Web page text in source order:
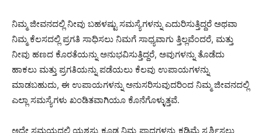
ನಿಮ್ಮ ಜೀವನದಲ್ಲಿ ನೀವು ಬಹಳಷ್ಟು ಸಮಸ್ಯೆಗಳನ್ನು ಎದುರಿಸುತ್ತಿದ್ದರೆ ಅಥವಾ
ನಿಮ್ಮ ಕೆಲಸದಲ್ಲಿ ಪ್ರಗತಿ ಸಾಧಿಸಲು ನಿಮಗೆ ಸಾಧ್ಯವಾಗು ತ್ತಿಲ್ಲವೆಂದರೆ, ಮತ್ತು
ನೀವು ಹಣದ ಕೊರತೆಯನ್ನು ಅನುಭವಿಸುತ್ತಿದ್ದರೆ, ಅವುಗಳನ್ನು ತೊಡೆದು
ಹಾಕಲು ಮತ್ತು ಪ್ರಗತಿಯನ್ನು ಪಡೆಯಲು ಕೆಲವು ಉಪಾಯಗಳನ್ನು
ಮಾಡಬಹುದು, ಈ ಉಪಾಯಗಳನ್ನು ಅನುಸರಿಸುವುದರಿಂದ ನಿಮ್ಮ ಜೀವನದಲ್ಲಿ
ಎಲ್ಲಾ ಸಮಸ್ಯೆಗಳು ಖಂಡಿತವಾಗಿಯೂ ಕೊನೆಗೊಳ್ಳುತ್ತವೆ.
ಅದೇ ಸಮಯದಲ್ಲಿ ಯಶಸ್ಸು ಕೂಡ ನಿಮ್ಮ ಪಾದಗಳನ್ನು ಕಡಿಮೆ ಸ್ಪರ್ಶಿಸಲು